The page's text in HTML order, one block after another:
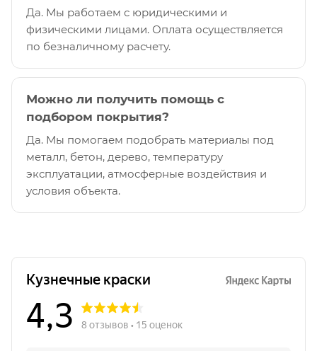
Да. Мы работаем с юридическими и
физическими лицами. Оплата осуществляется
по безналичному расчету.
Можно ли получить помощь с
подбором покрытия?
Да. Мы помогаем подобрать материалы под
металл, бетон, дерево, температуру
эксплуатации, атмосферные воздействия и
условия объекта.